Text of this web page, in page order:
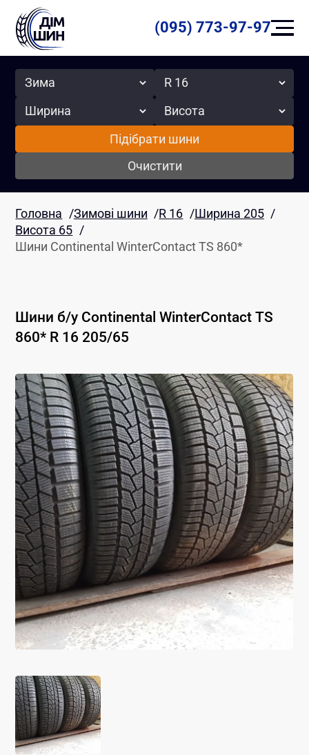
(095) 773-97-97
Сезон Радіус
Ширина Висота
Підібрати шини
Очистити
Головна /Зимові шини /R 16 /Ширина 205 /
Висота 65 /
Шини Continental WinterContact TS 860*
Шини б/у Continental WinterContact TS
860* R 16 205/65